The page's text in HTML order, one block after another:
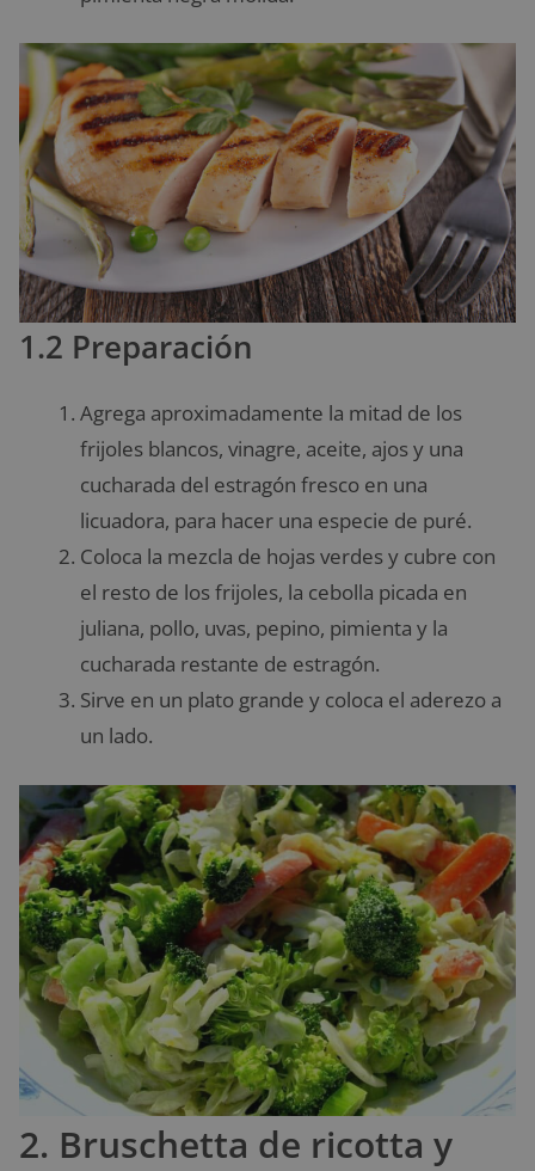
1.2 Preparación
Agrega aproximadamente la mitad de los
frijoles blancos, vinagre, aceite, ajos y una
cucharada del estragón fresco en una
licuadora, para hacer una especie de puré.
Coloca la mezcla de hojas verdes y cubre con
el resto de los frijoles, la cebolla picada en
juliana, pollo, uvas, pepino, pimienta y la
cucharada restante de estragón.
Sirve en un plato grande y coloca el aderezo a
un lado.
2. Bruschetta de ricotta y